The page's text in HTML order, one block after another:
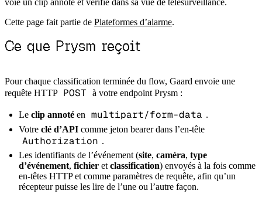
voie un clip annoté et vérifié dans sa vue de télésurveillance.
Cette page fait partie de Plateformes d’alarme.
Ce que Prysm reçoit
Pour chaque classification terminée du flow, Gaard envoie une
requête HTTP POST à votre endpoint Prysm :
Le clip annoté en multipart/form-data .
Votre clé d’API comme jeton bearer dans l’en-tête
Authorization .
Les identifiants de l’événement (site, caméra, type
d’événement, fichier et classification) envoyés à la fois comme
en-têtes HTTP et comme paramètres de requête, afin qu’un
récepteur puisse les lire de l’une ou l’autre façon.